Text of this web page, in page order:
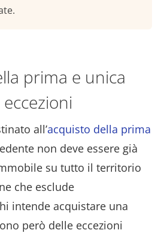
prima e unica
all’acquisto della prima
non deve essere già
su tutto il territorio
che esclude
intende acquistare una
però delle eccezioni